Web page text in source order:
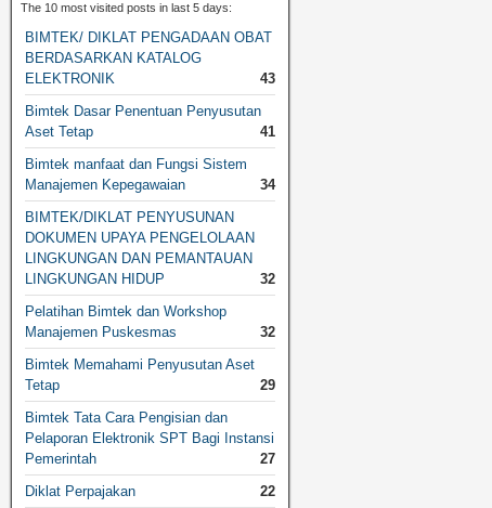
The 10 most visited posts in last 5 days:
BIMTEK/ DIKLAT PENGADAAN OBAT
BERDASARKAN KATALOG
ELEKTRONIK
43
Bimtek Dasar Penentuan Penyusutan
Aset Tetap
41
Bimtek manfaat dan Fungsi Sistem
Manajemen Kepegawaian
34
BIMTEK/DIKLAT PENYUSUNAN
DOKUMEN UPAYA PENGELOLAAN
LINGKUNGAN DAN PEMANTAUAN
LINGKUNGAN HIDUP
32
Pelatihan Bimtek dan Workshop
Manajemen Puskesmas
32
Bimtek Memahami Penyusutan Aset
Tetap
29
Bimtek Tata Cara Pengisian dan
Pelaporan Elektronik SPT Bagi Instansi
Pemerintah
27
Diklat Perpajakan
22